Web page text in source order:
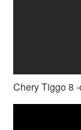
Chery Tiggo 8